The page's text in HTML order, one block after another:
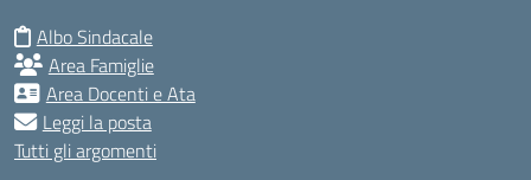
Albo Sindacale
Area Famiglie
Area Docenti e Ata
Leggi la posta
Tutti gli argomenti